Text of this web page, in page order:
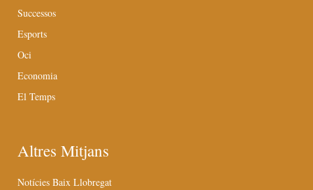
Successos
Esports
Oci
Economia
El Temps
Altres Mitjans
Notícies Baix Llobregat